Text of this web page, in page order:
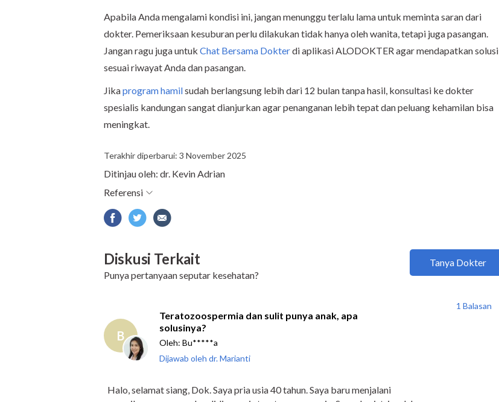
Apabila Anda mengalami kondisi ini, jangan menunggu terlalu lama untuk meminta saran dari
dokter. Pemeriksaan kesuburan perlu dilakukan tidak hanya oleh wanita, tetapi juga pasangan.
Jangan ragu juga untuk Chat Bersama Dokterdi aplikasi ALODOKTER agar mendapatkan solusi
sesuai riwayat Anda dan pasangan.
Jikaprogram hamilsudah berlangsung lebih dari 12 bulan tanpa hasil, konsultasi ke dokter
spesialis kandungan sangat dianjurkan agar penanganan lebih tepat dan peluang kehamilan bisa
meningkat.
Terakhir diperbarui: 3 November 2025